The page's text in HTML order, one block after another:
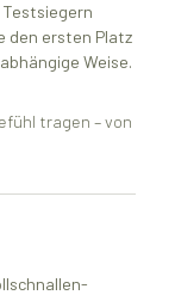
den ersten Platz
Weise.
tragen – von